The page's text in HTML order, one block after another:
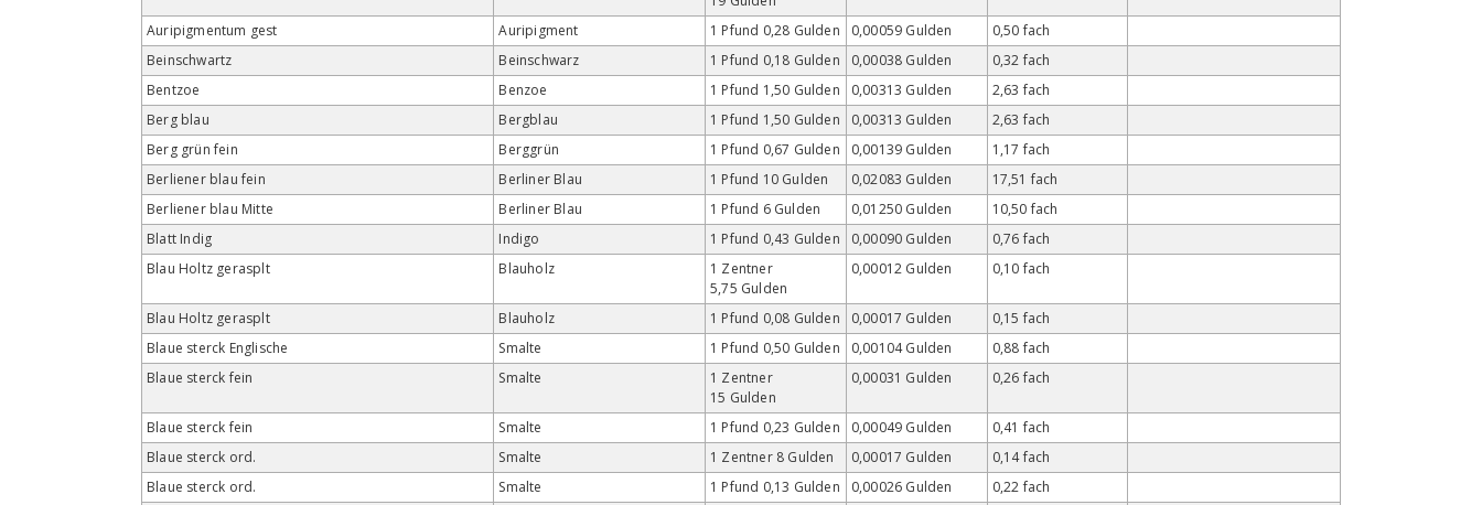
Auripigmentum gest Auripigment 1 Pfund 0,28 Gulden 0,00059 Gulden
0,50 fach
Beinschwartz
Beinschwarz 1 Pfund 0,18 Gulden 0,00038 Gulden
0,32 fach
Bentzoe
Benzoe 1 Pfund 1,50 Gulden 0,00313 Gulden
2,63 fach
Berg blau
Bergblau 1 Pfund 1,50 Gulden 0,00313 Gulden
2,63 fach
Berg grün fein
Berggrün 1 Pfund 0,67 Gulden 0,00139 Gulden
1,17 fach
Berliener blau fein
Berliner Blau 1 Pfund 10 Gulden 0,02083 Gulden
17,51 fach
Berliener blau Mitte
Berliner Blau 1 Pfund 6 Gulden 0,01250 Gulden
10,50 fach
Blatt Indig
Indigo 1 Pfund 0,43 Gulden 0,00090 Gulden
0,76 fach
Blau Holtz gerasplt
Blauholz
1 Zentner
5,75 Gulden
0,00012 Gulden 0,10 fach
Blau Holtz gerasplt Blauholz 1 Pfund 0,08 Gulden 0,00017 Gulden
0,15 fach
Blaue sterck Englische
Smalte 1 Pfund 0,50 Gulden 0,00104 Gulden
0,88 fach
Blaue sterck fein
Smalte
1 Zentner
15 Gulden
0,00031 Gulden 0,26 fach
Blaue sterck fein Smalte 1 Pfund 0,23 Gulden 0,00049 Gulden
0,41 fach
Blaue sterck ord.
Smalte 1 Zentner 8 Gulden 0,00017 Gulden
0,14 fach
Blaue sterck ord.
Smalte 1 Pfund 0,13 Gulden 0,00026 Gulden
0,22 fach